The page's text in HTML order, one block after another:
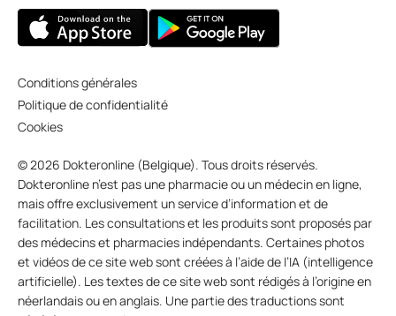
Conditions générales
Politique de confidentialité
Cookies
© 2026 Dokteronline (Belgique). Tous droits réservés.
Dokteronline n’est pas une pharmacie ou un médecin en ligne,
mais offre exclusivement un service d’information et de
facilitation. Les consultations et les produits sont proposés par
des médecins et pharmacies indépendants. Certaines photos
et vidéos de ce site web sont créées à l’aide de l’IA (intelligence
artificielle). Les textes de ce site web sont rédigés à l’origine en
néerlandais ou en anglais. Une partie des traductions sont